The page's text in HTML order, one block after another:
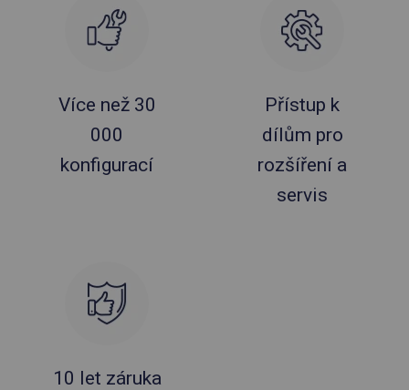
Více než 30
000
konfigurací
Přístup k
dílům pro
rozšíření a
servis
10 let záruka